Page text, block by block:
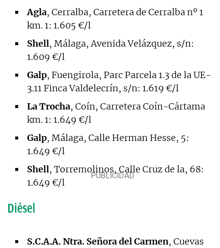
Agla, Cerralba, Carretera de Cerralba nº 1
km. 1: 1.605 €/l
Shell, Málaga, Avenida Velázquez, s/n:
1.609 €/l
Galp, Fuengirola, Parc Parcela 1.3 de la UE-
3.11 Finca Valdelecrín, s/n: 1.619 €/l
La Trocha, Coín, Carretera Coín-Cártama
km. 1: 1.649 €/l
Galp, Málaga, Calle Herman Hesse, 5:
1.649 €/l
Shell, Torremolinos, Calle Cruz de la, 68:
1.649 €/l
Diésel
S.C.A.A. Ntra. Señora del Carmen, Cuevas